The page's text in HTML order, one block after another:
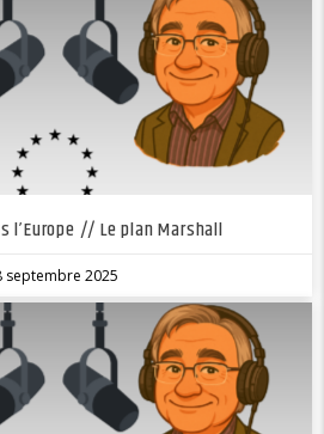
// Le plan Marshall
septembre 2025